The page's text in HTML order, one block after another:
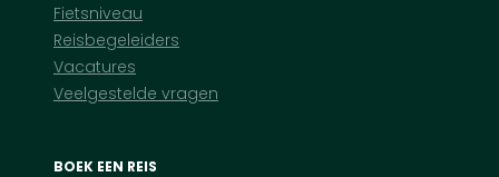
Fietsniveau
Reisbegeleiders
Vacatures
Veelgestelde vragen
BOEK EEN REIS